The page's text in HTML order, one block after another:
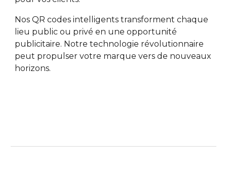
Nos QR codes intelligents transforment chaque
lieu public ou privé en une opportunité
publicitaire. Notre technologie révolutionnaire
peut propulser votre marque vers de nouveaux
horizons.